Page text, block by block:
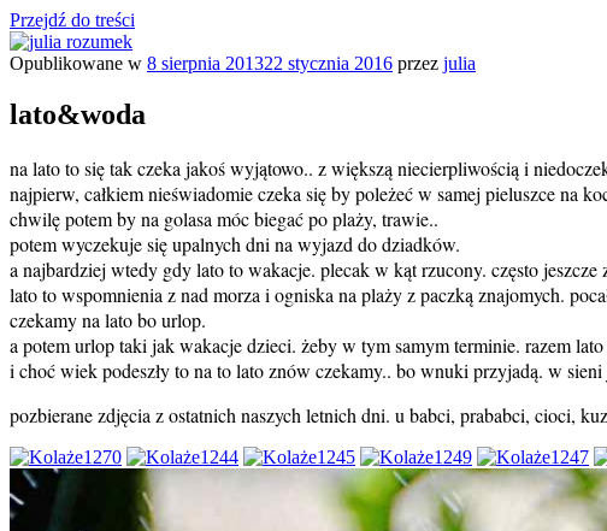
Przejdź do treści
Opublikowane w 8 sierpnia 201322 stycznia 2016 przez julia
lato&woda
na lato to się tak czeka jakoś wyjątowo.. z większą niecierpliwością i
najpierw, całkiem nieświadomie czeka się by poleżeć w samej pieluszce na
chwilę potem by na golasa móc biegać po plaży, trawie..
potem wyczekuje się upalnych dni na wyjazd do dziadków.
a najbardziej wtedy gdy lato to wakacje. plecak w kąt rzucony. często
lato to wspomnienia z nad morza i ogniska na plaży z paczką znajomych.
czekamy na lato bo urlop.
a potem urlop taki jak wakacje dzieci. żeby w tym samym terminie. razem lato
i choć wiek podeszły to na to lato znów czekamy.. bo wnuki przyjadą. w
pozbierane zdjęcia z ostatnich naszych letnich dni. u babci, prababci, cioci,